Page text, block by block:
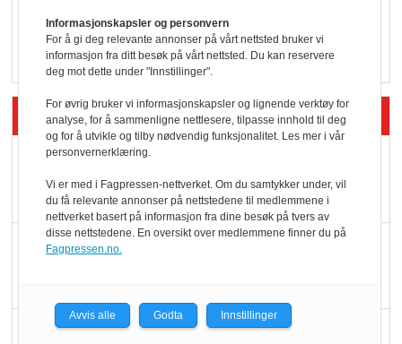
Vokser med ferdigmat
i dagligvare
Siste artikler - Butikk i praksis
Rema-flaggskip
dundrer videre
Færre varer, men fulle
Informasjonskapsler og personvern
For å gi deg relevante annonser på vårt nettsted bruker vi
informasjon fra ditt besøk på vårt nettsted. Du kan reservere
deg mot dette under "Innstillinger".
For øvrig bruker vi informasjonskapsler og lignende verktøy for
analyse, for å sammenligne nettlesere, tilpasse innhold til deg
og for å utvikle og tilby nødvendig funksjonalitet. Les mer i vår
personvernerklæring.
Vi er med i Fagpressen-nettverket. Om du samtykker under, vil
du få relevante annonser på nettstedene til medlemmene i
nettverket basert på informasjon fra dine besøk på tvers av
disse nettstedene. En oversikt over medlemmene finner du på
Fagpressen.no.
Avvis alle Godta Innstillinger